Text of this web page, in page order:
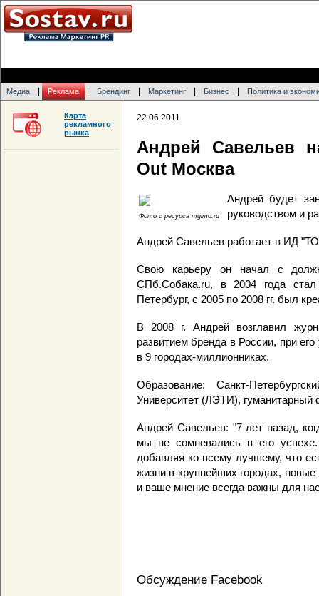
Медиа Реклама Брендинг Маркетинг Бизнес Политика и
22.06.2011
Андрей Савельев
Out Москва
Фото с ресурса mgimo.ru
Андрей будет
руководством и
Андрей Савельев работает в ИД
Свою карьеру он начал с
СПб.Собака.ru, в 2004 года
Петербург, с 2005 по 2008 гг. был
В 2008 г. Андрей возглавил
развитием бренда в России, при
в 9 городах-миллионниках.
Образование: Санкт-
Университет (ЛЭТИ), гуманитарный
Андрей Савельев: "7 лет назад,
мы не сомневались в его
добавляя ко всему лучшему, что
жизни в крупнейших городах,
и ваше мнение всегда важны для
Обсуждение Facebook
Карта
рекламного
рынка